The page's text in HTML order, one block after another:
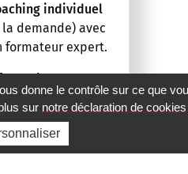
individuel
la demande) avec
formateur expert.
sont
Charleroi : les
mercredis 11 et
donne le contrôle sur ce que
sur notre déclaration de cookies